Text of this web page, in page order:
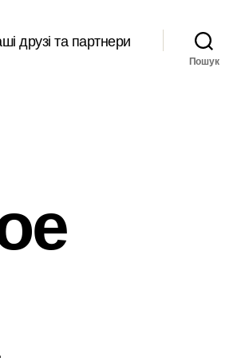
друзі та партнери
Пошук